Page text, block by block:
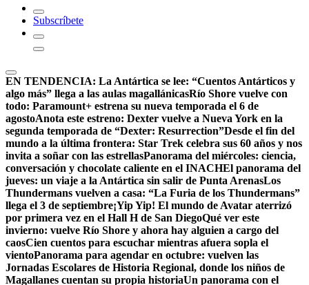
Subscríbete
EN TENDENCIA: La Antártica se lee: “Cuentos Antárticos y
algo más” llega a las aulas magallánicasRío Shore vuelve con
todo: Paramount+ estrena su nueva temporada el 6 de
agostoAnota este estreno: Dexter vuelve a Nueva York en la
segunda temporada de “Dexter: Resurrection”Desde el fin del
mundo a la última frontera: Star Trek celebra sus 60 años y nos
invita a soñar con las estrellasPanorama del miércoles: ciencia,
conversación y chocolate caliente en el INACHEl panorama del
jueves: un viaje a la Antártica sin salir de Punta ArenasLos
Thundermans vuelven a casa: “La Furia de los Thundermans”
llega el 3 de septiembre¡Yip Yip! El mundo de Avatar aterrizó
por primera vez en el Hall H de San DiegoQué ver este
invierno: vuelve Río Shore y ahora hay alguien a cargo del
caosCien cuentos para escuchar mientras afuera sopla el
vientoPanorama para agendar en octubre: vuelven las
Jornadas Escolares de Historia Regional, donde los niños de
Magallanes cuentan su propia historiaUn panorama con el